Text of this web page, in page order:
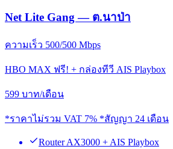
Net Lite Gang — ต.นาป่า
ความเร็ว 500/500 Mbps
HBO MAX ฟรี! + กล่องทีวี AIS Playbox
599 บาท/เดือน
*ราคาไม่รวม VAT 7% *สัญญา 24 เดือน
Router AX3000 + AIS Playbox